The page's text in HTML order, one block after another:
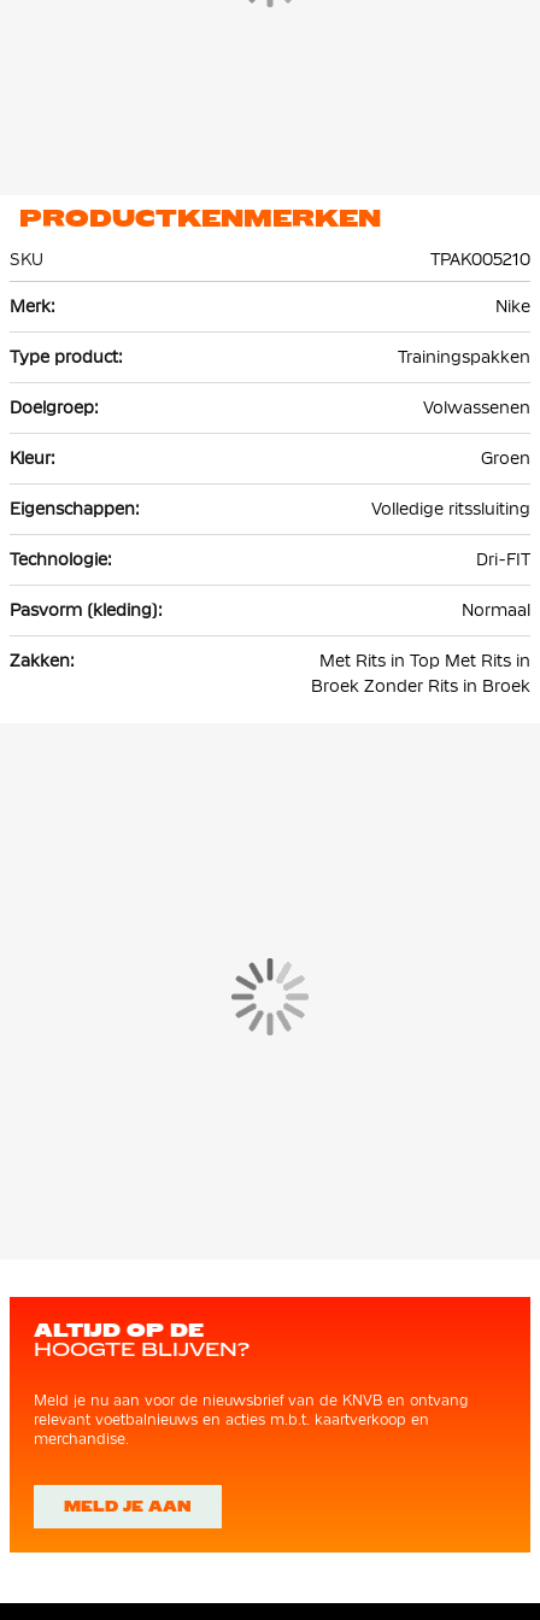
wanneer nodig. Kies zelf hoe je het trainingspak draagt met de
PRODUCTKENMERKEN
SKU
TPAK005210
informatie
Nike
Trainingspakken
Volwassenen
Groen
Volledige ritssluiting
Dri-FIT
Normaal
Met Rits in Top Met Rits in
Broek Zonder Rits in Broek
ALTIJD OP DE
HOOGTE BLIJVEN?
Meld je nu aan voor de nieuwsbrief van de KNVB en ontvang
relevant voetbalnieuws en acties m.b.t. kaartverkoop en
merchandise.
MELD JE AAN